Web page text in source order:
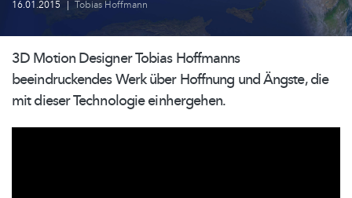
16.01.2015 | Tobias Hoffmann
3D Motion Designer Tobias Hoffmanns
beeindruckendesWerk über Hoffnung und Ängste, die
mit dieser Technologie einhergehen.